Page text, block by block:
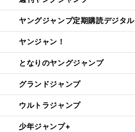
ヤングジャンプ定期購読デジタル
ヤンジャン！
となりのヤングジャンプ
グランドジャンプ
ウルトラジャンプ
少年ジャンプ+